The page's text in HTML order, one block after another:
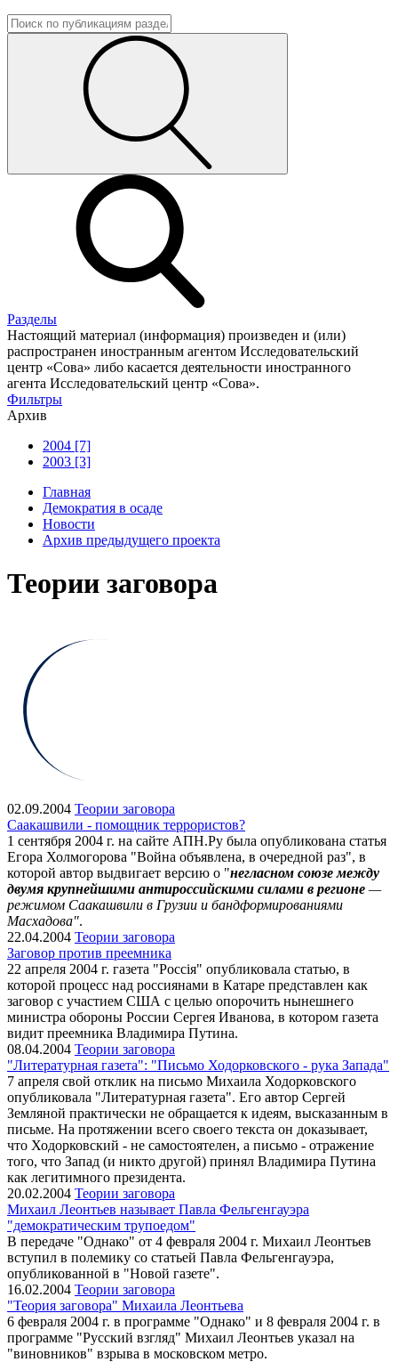
Разделы
Настоящий материал (информация) произведен и (или)
распространен иностранным агентом Исследовательский
центр «Сова» либо касается деятельности иностранного
агента Исследовательский центр «Сова».
Фильтры
Архив
2004 [7]
2003 [3]
Главная
Демократия в осаде
Новости
Архив предыдущего проекта
Теории заговора
02.09.2004 Теории заговора
Саакашвили - помощник террористов?
1 сентября 2004 г. на сайте АПН.Ру была опубликована статья
Егора Холмогорова "Война объявлена, в очередной раз", в
которой автор выдвигает версию о "негласном союзе между
двумя крупнейшими антироссийскими силами в регионе —
режимом Саакашвили в Грузии и бандформированиями
Масхадова".
22.04.2004 Теории заговора
Заговор против преемника
22 апреля 2004 г. газета "Россiя" опубликовала статью, в
которой процесс над россиянами в Катаре представлен как
заговор с участием США с целью опорочить нынешнего
министра обороны России Сергея Иванова, в котором газета
видит преемника Владимира Путина.
08.04.2004 Теории заговора
"Литературная газета": "Письмо Ходорковского - рука Запада"
7 апреля свой отклик на письмо Михаила Ходорковского
опубликовала "Литературная газета". Его автор Сергей
Земляной практически не обращается к идеям, высказанным в
письме. На протяжении всего своего текста он доказывает,
что Ходорковский - не самостоятелен, а письмо - отражение
того, что Запад (и никто другой) принял Владимира Путина
как легитимного президента.
20.02.2004 Теории заговора
Михаил Леонтьев называет Павла Фельгенгауэра
"демократическим трупоедом"
В передаче "Однако" от 4 февраля 2004 г. Михаил Леонтьев
вступил в полемику со статьей Павла Фельгенгауэра,
опубликованной в "Новой газете".
16.02.2004 Теории заговора
"Теория заговора" Михаила Леонтьева
6 февраля 2004 г. в программе "Однако" и 8 февраля 2004 г. в
программе "Русский взгляд" Михаил Леонтьев указал на
"виновников" взрыва в московском метро.